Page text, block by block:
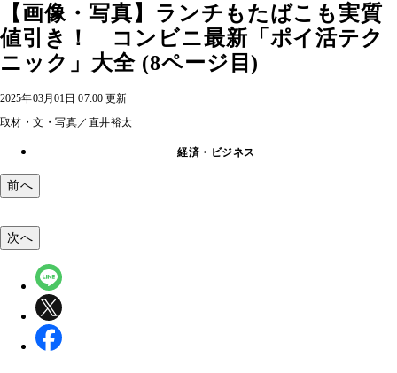
【画像・写真】ランチもたばこも実質
値引き！ コンビニ最新「ポイ活テク
ニック」大全 (8ページ目)
2025年03月01日 07:00 更新
取材・文・写真／直井裕太
経済・ビジネス
前へ
次へ